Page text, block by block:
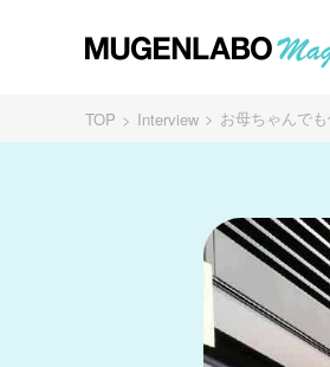
TOP Interview お母ちゃんで